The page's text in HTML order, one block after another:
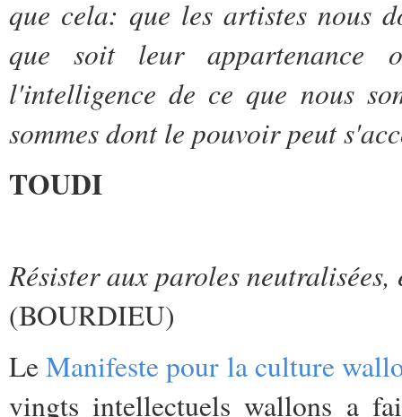
que cela: que les artistes nous
que soit leur appartenance
l'intelligence de ce que nous
sommes dont le pouvoir peut
TOUDI
Résister aux paroles neutralisées,
(BOURDIEU)
LeManifeste pour la culture
vingts intellectuels wallons a